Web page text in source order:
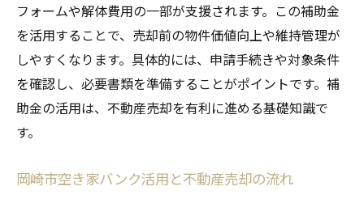
岡崎市の補助金制度と不動産売却の連携方
法
不動産売却時に活きる岡崎市空き家補助金
の活用例
岡崎市で空き家補助金を利用した売却成功
不動産売却で得する岡崎市空き家バンクの活用
フォームや解体費用の一部が支援されます。この補助金
を活用することで、売却前の物件価値向上や維持管理が
しやすくなります。具体的には、申請手続きや対象条件
を確認し、必要書類を準備することがポイントです。補
助金の活用は、不動産売却を有利に進める基礎知識で
す。
岡崎市空き家バンク活用と不動産売却の流れ